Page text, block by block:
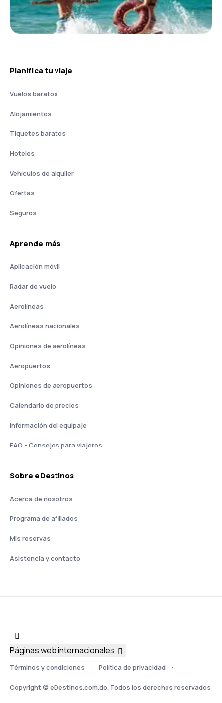
Planifica tu viaje
Vuelos baratos
Alojamientos
Tiquetes baratos
Hoteles
Vehículos de alquiler
Ofertas
Seguros
Aprende más
Aplicación móvil
Radar de vuelo
Aerolíneas
Aerolíneas nacionales
Opiniones de aerolíneas
Aeropuertos
Opiniones de aeropuertos
Calendario de precios
Información del equipaje
FAQ - Consejos para viajeros
Sobre eDestinos
Acerca de nosotros
Programa de afiliados
Mis reservas
Asistencia y contacto
Términos y condiciones Política de privacidad
Copyright © eDestinos.com.do. Todos los derechos reservados
Páginas web internacionales